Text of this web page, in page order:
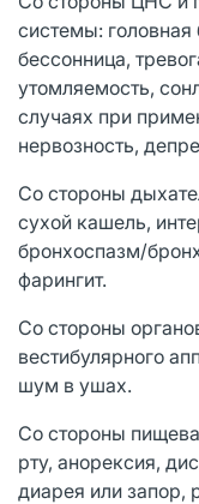
системы: головная
бессонница,
утомляемость,
случаях при
нервозность,
Со стороны
сухой кашель,
бронхоспазм/
фарингит.
Со стороны
вестибулярного
шум в ушах.
Со стороны
рту, анорексия,
диарея или запор,